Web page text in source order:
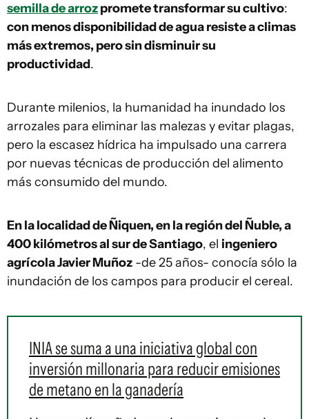
semilla de arrozpromete transformar su cultivo:
con menos disponibilidad de agua resiste a climas
más extremos, pero sin disminuir su
productividad.
Durante milenios, la humanidad ha inundado los
arrozales para eliminar las malezas y evitar plagas,
pero la escasez hídrica ha impulsado una carrera
por nuevas técnicas de producción del alimento
más consumido del mundo.
En la localidad de Ñiquen, en la región del Ñuble, a
400 kilómetros al sur de Santiago, el ingeniero
agrícola Javier Muñoz -de 25 años- conocía sólo la
inundación de los campos para producir el cereal.
INIA se suma a una iniciativa global con
inversión millonaria para reducir emisiones
de metano en la ganadería